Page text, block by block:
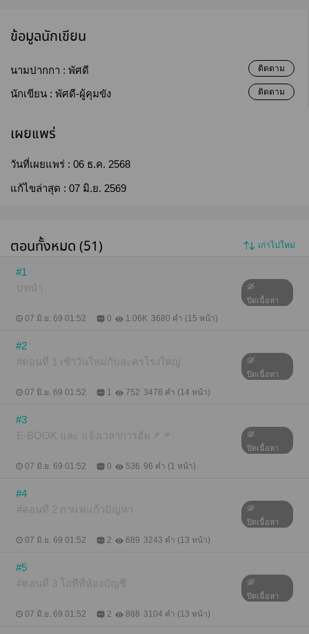
ข้อมูลนักเขียน
นามปากกา : พัศดี ติดตาม
นักเขียน : พัศดี-ผู้คุมขัง ติดตาม
เผยแพร่
วันที่เผยแพร่ : 06 ธ.ค. 2568
แก้ไขล่าสุด : 07 มิ.ย. 2569
ตอนทั้งหมด (51) เก่าไปใหม่
#1
บทนำ
ปิดเนื้อหา
07 มิ.ย. 69 01:52 0 1.06K 3680 คำ (15 หน้า)
#2
#ตอนที่ 1 เช้าวันใหม่กับละครโรงใหญ่
ปิดเนื้อหา
07 มิ.ย. 69 01:52 1 752 3478 คำ (14 หน้า)
#3
E-BOOK​ และ แจ้งเวลาการอัพ📌📌
ปิดเนื้อหา
07 มิ.ย. 69 01:52 0 536 96 คำ (1 หน้า)
#4
#ตอนที่ 2 กาแฟแก้วปัญหา
ปิดเนื้อหา
07 มิ.ย. 69 01:52 2 689 3243 คำ (13 หน้า)
#5
#ตอนที่ 3 โอทีที่ห้องบัญชี
ปิดเนื้อหา
07 มิ.ย. 69 01:52 2 888 3104 คำ (13 หน้า)